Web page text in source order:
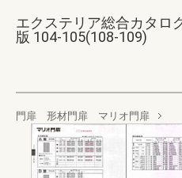
エクステリア総合カタロ
版 104-105(108-109)
門扉 形材門扉 マリオ門扉